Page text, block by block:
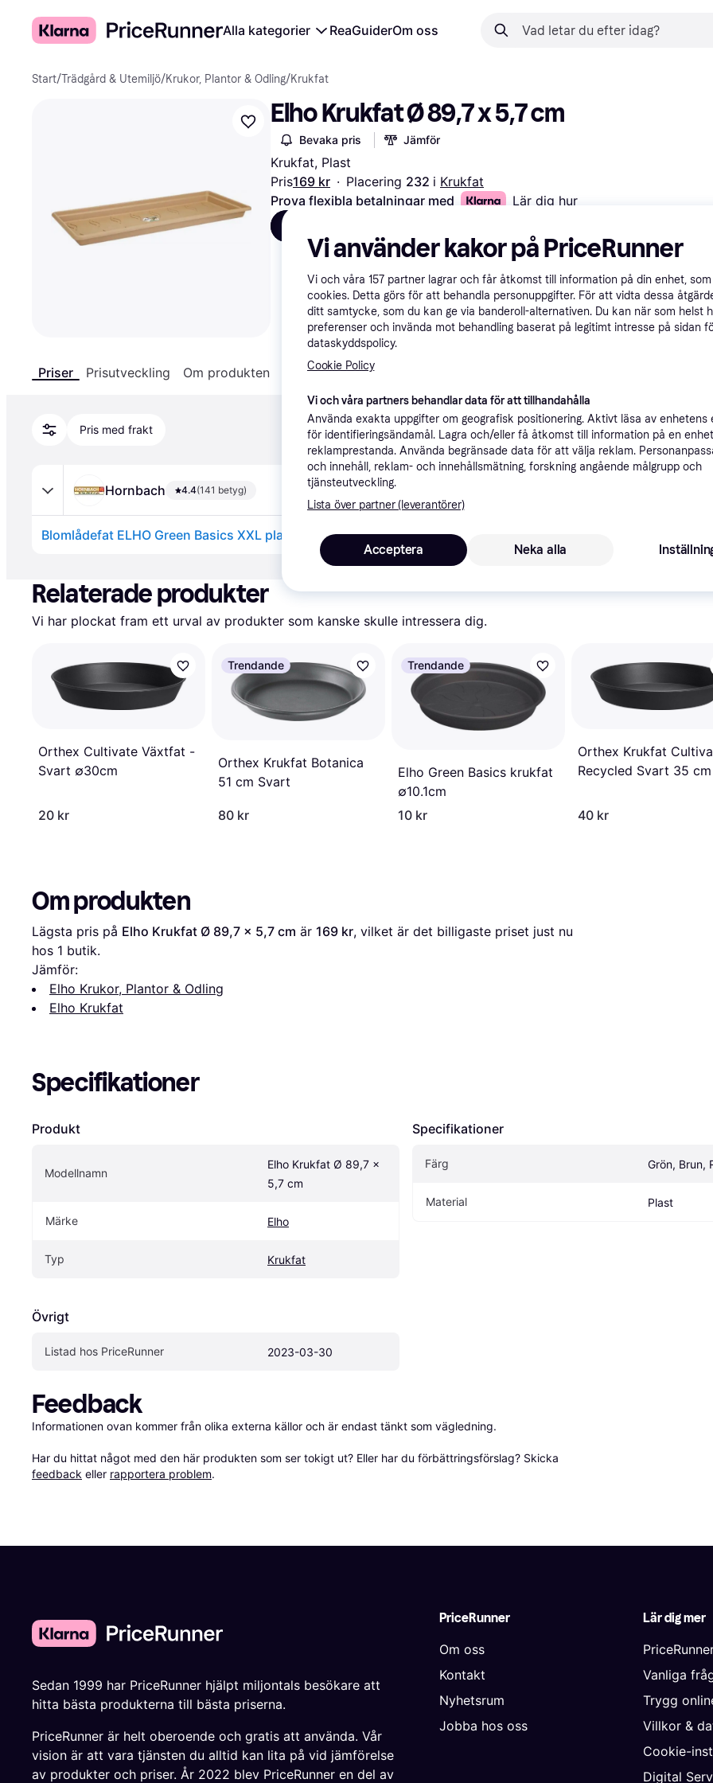
Alla kategorier ReaGuiderOm oss
Start/Trädgård & Utemiljö/Krukor, Plantor & Odling/Krukfat
Elho Krukfat Ø 89,7 x 5,7 cm
Bevaka pris Jämför
Krukfat, Plast
Pris169 kr · Placering 232 i Krukfat
Prova flexibla betalningar med
Lär dig hur
Priser Prisutveckling Om produkten Specifikationer
Pris med frakt
Hornbach 4.4(141 betyg)
Blomlådefat ELHO Green Basics XXL plast 100x37x6cm terrakotta
Relaterade produkter
Vi har plockat fram ett urval av produkter som kanske skulle intressera dig.
Orthex Cultivate Växtfat -
Svart ∅30cm
20 kr
Trendande
Orthex Krukfat Botanica
51 cm Svart
80 kr
Trendande
Elho Green Basics krukfat
∅10.1cm
10 kr
Orthex Krukfat
Recycled Svart 35 cm
40 kr
Om produkten
Lägsta pris på Elho Krukfat Ø 89,7 x 5,7 cm är 169 kr, vilket är det billigaste priset just nu
hos 1 butik.
Jämför:
Elho Krukor, Plantor & Odling
Elho Krukfat
Specifikationer
Produkt
Modellnamn
Elho Krukfat Ø 89,7 x
5,7 cm
Märke Elho
Typ Krukfat
Övrigt
Listad hos PriceRunner 2023-03-30
Specifikationer
Färg Grön, Brun,
Material Plast
Feedback
Informationen ovan kommer från olika externa källor och är endast tänkt som vägledning.
Har du hittat något med den här produkten som ser tokigt ut? Eller har du förbättringsförslag? Skicka
feedback eller rapportera problem.
PriceRunner
Om oss
Kontakt
Nyhetsrum
Jobba hos oss
Lär dig mer
Vanliga
Trygg
Villkor &
Cookie-
Digital
Sedan 1999 har PriceRunner hjälpt miljontals besökare att
hitta bästa produkterna till bästa priserna.
PriceRunner är helt oberoende och gratis att använda. Vår
vision är att vara tjänsten du alltid kan lita på vid jämförelse
av produkter och priser. År 2022 blev PriceRunner en del av
Vi använder kakor på PriceRunner
Vi och våra 157 partner lagrar och får åtkomst till information på din enhet,
cookies. Detta görs för att behandla personuppgifter. För att vidta dessa
ditt samtycke, som du kan ge via banderoll-alternativen. Du kan när som helst
preferenser och invända mot behandling baserat på legitimt intresse på sidan
dataskyddspolicy.
Cookie Policy
Vi och våra partners behandlar data för att tillhandahålla
Använda exakta uppgifter om geografisk positionering. Aktivt läsa av enhetens
för identifieringsändamål. Lagra och/eller få åtkomst till information på en
reklamprestanda. Använda begränsade data för att välja reklam.
och innehåll, reklam- och innehållsmätning, forskning angående målgrupp och
tjänsteutveckling.
Lista över partner (leverantörer)
Neka alla
Acceptera